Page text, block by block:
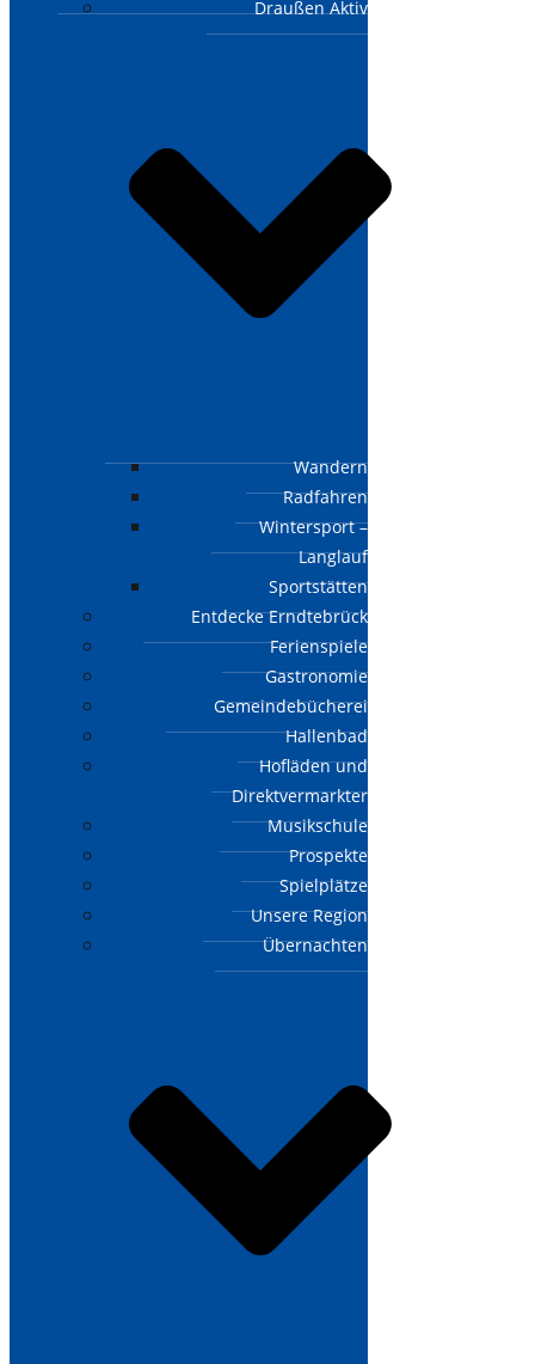
Draußen Aktiv
Wandern
Radfahren
Wintersport –
Langlauf
Sportstätten
Entdecke Erndtebrück
Ferienspiele
Gastronomie
Gemeindebücherei
Hallenbad
Hofläden und
Direktvermarkter
Musikschule
Prospekte
Spielplätze
Unsere Region
Übernachten